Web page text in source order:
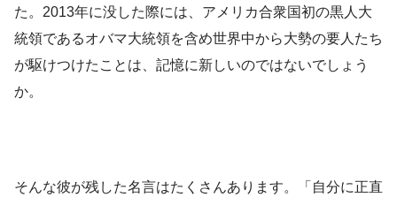
た。2013年に没した際には、アメリカ合衆国初の黒人大
統領であるオバマ大統領を含め世界中から大勢の要人たち
が駆けつけたことは、記憶に新しいのではないでしょう
か。
そんな彼が残した名言はたくさんあります。「自分に正直